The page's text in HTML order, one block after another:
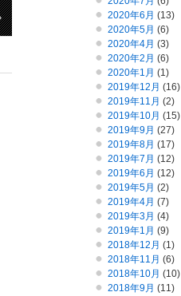
2020年6月 (13)
2020年5月 (6)
2020年4月 (3)
2020年2月 (6)
2020年1月 (1)
2019年12月 (16)
2019年11月 (2)
2019年10月 (15)
2019年9月 (27)
2019年8月 (17)
2019年7月 (12)
2019年6月 (12)
2019年5月 (2)
2019年4月 (7)
2019年3月 (4)
2019年1月 (9)
2018年12月 (1)
2018年11月 (6)
2018年10月 (10)
2018年9月 (11)